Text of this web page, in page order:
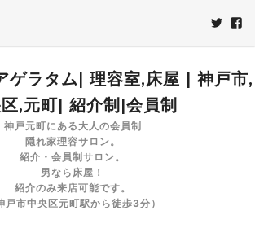
ラタム| 理容室,床屋 | 神戸市,
,元町| 紹介制|会員制
神戸元町にある大人の会員制
隠れ家理容サロン。
紹介・会員制サロン。
男なら床屋！
紹介のみ来店可能です。
戸市中央区元町駅から徒歩3分）